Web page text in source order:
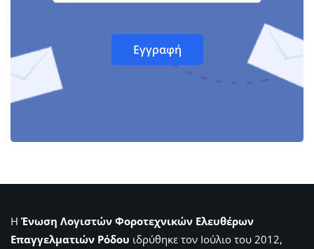
Η Ένωση Λογιστών Φοροτεχνικών Ελευθέρων
Επαγγελματιών Ρόδου ιδρύθηκε τον Ιούλιο του 2012,